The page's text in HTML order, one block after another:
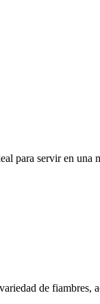
para servir en una
de fiambres,